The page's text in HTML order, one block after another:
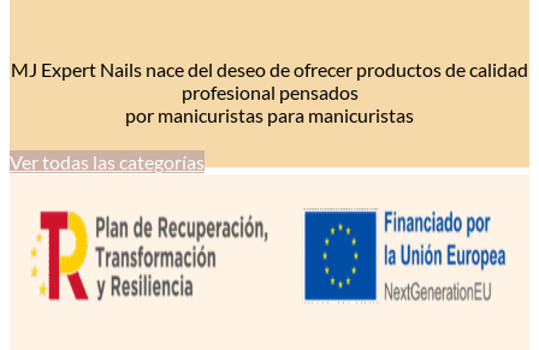
MJ Expert Nails nace del deseo de ofrecer productos de calidad
profesional pensados
por manicuristas para manicuristas
Ver todas las categorías